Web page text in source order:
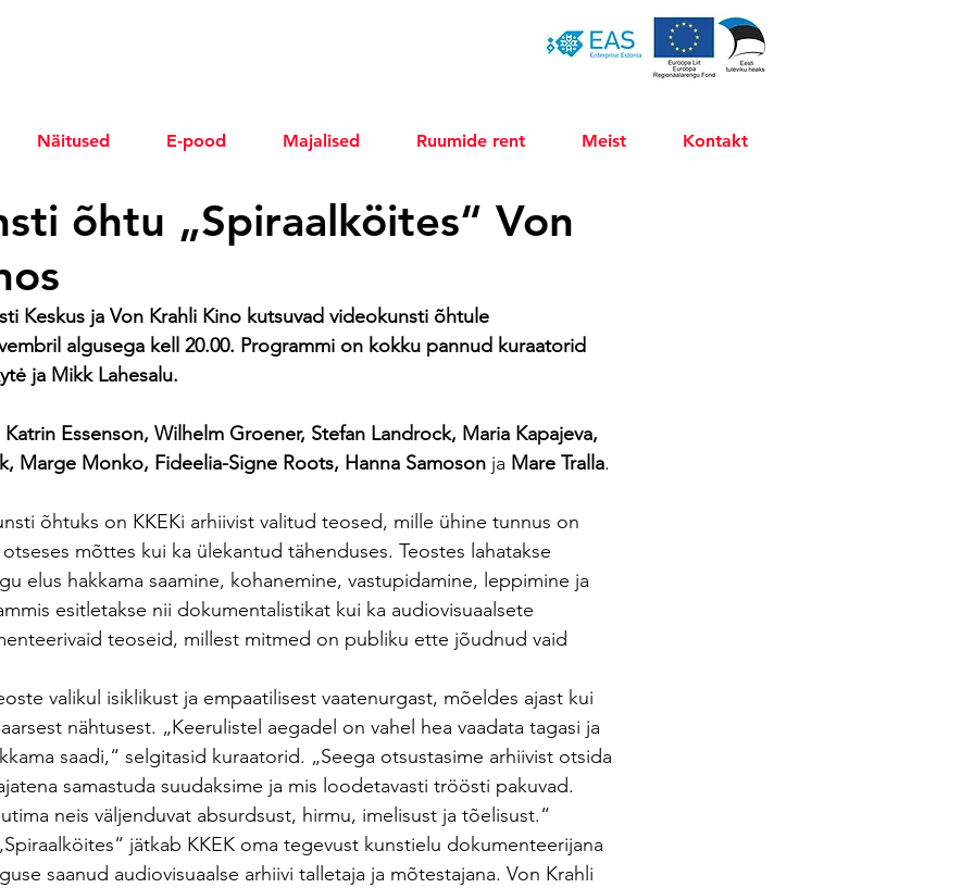
Näitused E-pood Majalised Ruumide rent Meist Kontakt
õhtu „Spiraalköites“ Von
Keskus ja Von Krahli Kino kutsuvad videokunsti õhtule
algusega kell 20.00. Programmi on kokku pannud kuraatorid
ja Mikk Lahesalu.
Katrin Essenson, Wilhelm Groener, Stefan Landrock, Maria Kapajeva,
Marge Monko, Fideelia-Signe Roots, Hanna Samoson ja Mare Tralla.
õhtuks on KKEKi arhiivist valitud teosed, mille ühine tunnus on
mõttes kui ka ülekantud tähenduses. Teostes lahatakse
elus hakkama saamine, kohanemine, vastupidamine, leppimine ja
esitletakse nii dokumentalistikat kui ka audiovisuaalsete
teoseid, millest mitmed on publiku ette jõudnud vaid
valikul isiklikust ja empaatilisest vaatenurgast, mõeldes ajast kui
nähtusest. „Keerulistel aegadel on vahel hea vaadata tagasi ja
saadi,“ selgitasid kuraatorid. „Seega otsustasime arhiivist otsida
samastuda suudaksime ja mis loodetavasti tröösti pakuvad.
neis väljenduvat absurdsust, hirmu, imelisust ja tõelisust.“
jätkab KKEK oma tegevust kunstielu dokumenteerijana
saanud audiovisuaalse arhiivi talletaja ja mõtestajana. Von Krahli